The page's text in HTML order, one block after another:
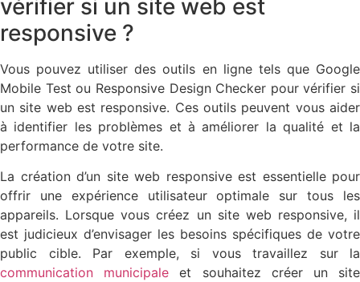
vérifier si un site web est
responsive ?
Vous pouvez utiliser des outils en ligne tels que Google
Mobile Test ou Responsive Design Checker pour vérifier si
un site web est responsive. Ces outils peuvent vous aider
à identifier les problèmes et à améliorer la qualité et la
performance de votre site.
La création d’un site web responsive est essentielle pour
offrir une expérience utilisateur optimale sur tous les
appareils. Lorsque vous créez un site web responsive, il
est judicieux d’envisager les besoins spécifiques de votre
public cible. Par exemple, si vous travaillez sur la
communication municipale et souhaitez créer un site